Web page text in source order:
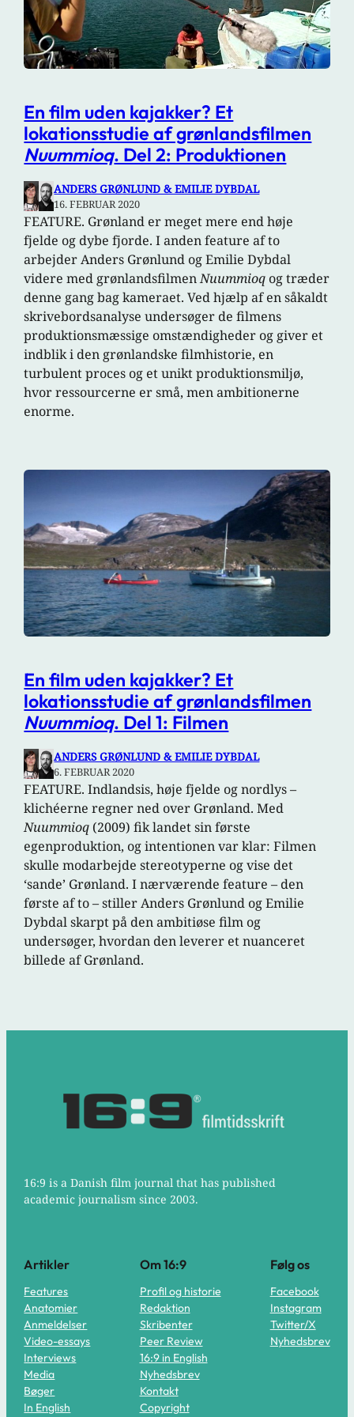
En film uden kajakker? Et
lokationsstudie af grønlandsfilmen
Nuummioq. Del 2: Produktionen
ANDERS GRØNLUND & EMILIE DYBDAL
16. FEBRUAR 2020
FEATURE. Grønland er meget mere end høje
fjelde og dybe fjorde. I anden feature af to
arbejder Anders Grønlund og Emilie Dybdal
videre med grønlandsfilmenNuummioq og træder
denne gang bag kameraet. Ved hjælp af en såkaldt
skrivebordsanalyse undersøger de filmens
produktionsmæssige omstændigheder og giver et
indblik i den grønlandske filmhistorie, en
turbulent proces og et unikt produktionsmiljø,
hvor ressourcerne er små, men ambitionerne
enorme.
En film uden kajakker? Et
lokationsstudie af grønlandsfilmen
Nuummioq. Del 1: Filmen
ANDERS GRØNLUND & EMILIE DYBDAL
6. FEBRUAR 2020
FEATURE. Indlandsis, høje fjelde og nordlys –
klichéerne regner ned over Grønland. Med
Nuummioq (2009) fik landet sin første
egenproduktion, og intentionen var klar: Filmen
skulle modarbejde stereotyperne og vise det
‘sande’ Grønland. I nærværende feature – den
første af to – stiller Anders Grønlund og Emilie
Dybdal skarpt på den ambitiøse film og
undersøger, hvordan den leverer et nuanceret
billede af Grønland.
16:9 is a Danish film journal that has published
academic journalism since 2003.
Artikler
Features
Anatomier
Anmeldelser
Video-essays
Interviews
Media
Bøger
In English
Om 16:9
Profil og historie
Redaktion
Skribenter
Peer Review
16:9 in English
Nyhedsbrev
Kontakt
Copyright
Følg os
Facebook
Instagram
Twitter/X
Nyhedsbrev